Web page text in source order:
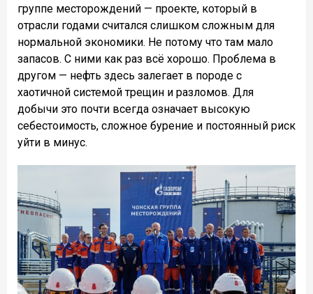
группе месторождений — проекте, который в
отрасли годами считался слишком сложным для
нормальной экономики. Не потому что там мало
запасов. С ними как раз всё хорошо. Проблема в
другом — нефть здесь залегает в породе с
хаотичной системой трещин и разломов. Для
добычи это почти всегда означает высокую
себестоимость, сложное бурение и постоянный риск
уйти в минус.